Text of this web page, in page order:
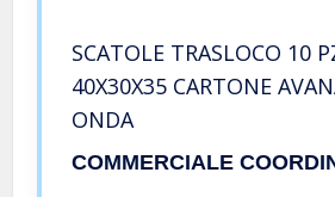
SCATOLE TRASLOCO 10
40X30X35 CARTONE
ONDA